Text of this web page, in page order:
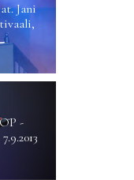
Jani
-